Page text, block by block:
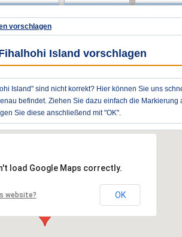
vorschlagen
Island vorschlagen
Island" sind nicht korrekt? Hier können Sie uns
befindet. Ziehen Sie dazu einfach die Markierung
Sie diese anschließend mit "OK".
load Google Maps correctly.
website? OK